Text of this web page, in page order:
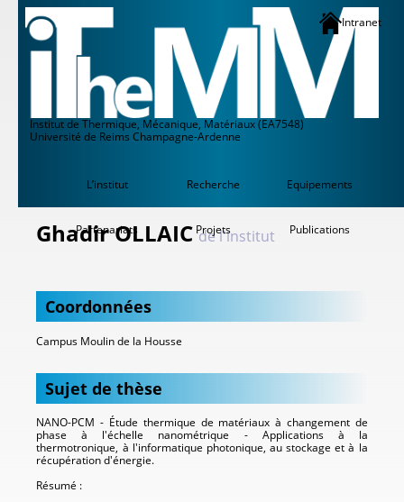
Institut de Thermique, Mécanique, Matériaux (EA7548)
Université de Reims Champagne-Ardenne
L’institut Recherche Equipements
Partenariats Projets Publications
Intranet
Ghadir OLLAICde l'institut
Coordonnées
Campus Moulin de la Housse
Sujet de thèse
NANO-PCM - Étude thermique de matériaux à changement de
phase à l'échelle nanométrique - Applications à la
thermotronique, à l'informatique photonique, au stockage et à la
récupération d'énergie.
Résumé :